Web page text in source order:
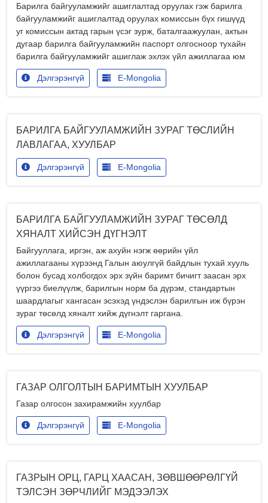
Барилга байгууламжийг ашиглалтад оруулах гэж барилга
байгууламжийг ашиглалтад оруулах комиссын бүх гишүүд
уг комиссын актад гарын үсэг зурж, баталгаажуулан, актын
дугаар барилга байгууламжийн паспорт олгосноор тухайн
барилга байгууламжийг ашиглаж эхлэх үйл ажиллагаа юм
Дэлгэрэнгүй E-Mongolia
БАРИЛГА БАЙГУУЛАМЖИЙН ЗУРАГ ТӨСЛИЙН
ЛАВЛАГАА, ХУУЛБАР
Дэлгэрэнгүй E-Mongolia
БАРИЛГА БАЙГУУЛАМЖИЙН ЗУРАГ ТӨСӨЛД
ХЯНАЛТ ХИЙСЭН ДҮГНЭЛТ
Байгууллага, иргэн, аж ахуйн нэгж өөрийн үйл
ажиллагааны хүрээнд Галын аюулгүй байдлын тухай хууль
болон бусад холбогдох эрх зүйн баримт бичигт заасан эрх
үүргээ биелүүлж, барилгын норм ба дүрэм, стандартын
шаардлагыг хангасан эсэхэд үндэслэн барилгын иж бүрэн
зураг төсөлд хяналт хийж дүгнэлт гаргана.
Дэлгэрэнгүй E-Mongolia
ГАЗАР ОЛГОЛТЫН БАРИМТЫН ХУУЛБАР
Газар олгосон захирамжийн хуулбар
Дэлгэрэнгүй E-Mongolia
ГАЗРЫН ОРЦ, ГАРЦ ХААСАН, ЗӨВШӨӨРӨЛГҮЙ
ТЭЛСЭН ЗӨРЧЛИЙГ МЭДЭЭЛЭХ